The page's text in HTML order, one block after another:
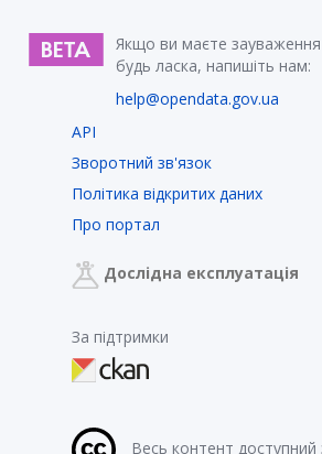
Якщо ви маєте зауваження
будь ласка, напишіть нам:
help@opendata.gov.ua
API
Зворотний зв'язок
Політика відкритих даних
Про портал
Дослідна експлуатація
За підтримки
Весь контент доступний